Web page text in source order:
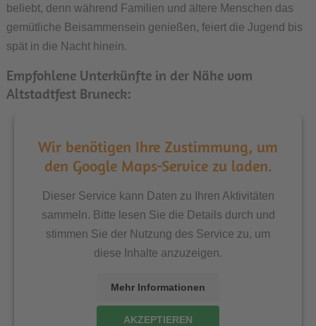
beliebt, denn während Familien und ältere Menschen das
gemütliche Beisammensein genießen, feiert die Jugend bis
spät in die Nacht hinein.
Empfohlene Unterkünfte in der Nähe vom
Altstadtfest Bruneck:
Wir benötigen Ihre Zustimmung, um
den Google Maps-Service zu laden.
Dieser Service kann Daten zu Ihren Aktivitäten
sammeln. Bitte lesen Sie die Details durch und
stimmen Sie der Nutzung des Service zu, um
diese Inhalte anzuzeigen.
Mehr Informationen
AKZEPTIEREN